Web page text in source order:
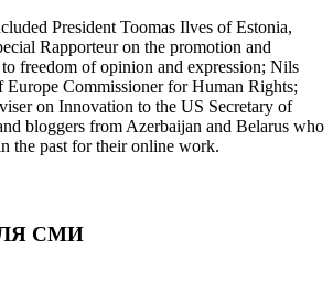
President Toomas Ilves of Estonia,
Rapporteur on the promotion and
freedom of opinion and expression; Nils
Commissioner for Human Rights;
on Innovation to the US Secretary of
bloggers from Azerbaijan and Belarus who
the past for their online work.
СМИ